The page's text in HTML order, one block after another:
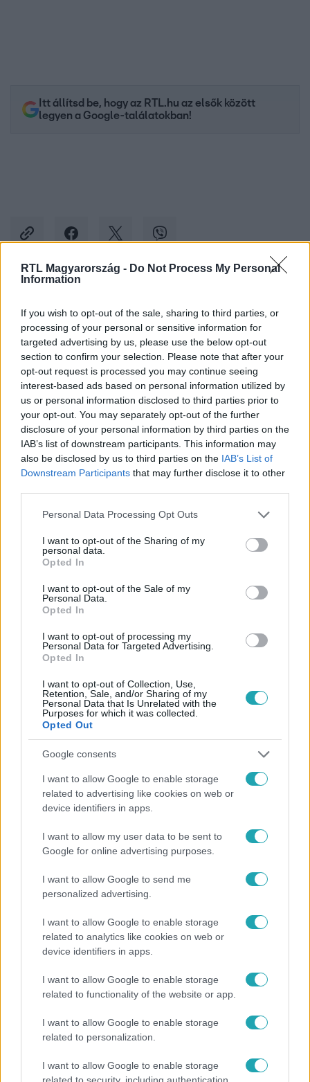
RTL Magyarország - Do Not Process My Personal
Information
If you wish to opt-out of the sale, sharing to third parties, or
processing of your personal or sensitive information for
targeted advertising by us, please use the below opt-out
section to confirm your selection. Please note that after your
opt-out request is processed you may continue seeing
interest-based ads based on personal information utilized by
us or personal information disclosed to third parties prior to
your opt-out. You may separately opt-out of the further
disclosure of your personal information by third parties on the
IAB’s list of downstream participants. This information may
also be disclosed by us to third parties on the IAB’s List of
Downstream Participants that may further disclose it to other
Please note that this website/app uses one or more Google
not limited to your visit or usage behaviour. You may click to
grant or deny consent to Google and its third-party tags to
use your data for below specified purposes in below Google
consent section.
Personal Data Processing Opt Outs
I want to opt-out of the Sharing of my
personal data.
Opted In
I want to opt-out of the Sale of my
Personal Data.
Opted In
I want to opt-out of processing my
Personal Data for Targeted Advertising.
Opted In
I want to opt-out of Collection, Use,
Retention, Sale, and/or Sharing of my
Personal Data that Is Unrelated with the
Purposes for which it was collected.
Opted Out
Google consents
I want to allow Google to enable storage
related to advertising like cookies on web or
device identifiers in apps.
I want to allow my user data to be sent to
Google for online advertising purposes.
I want to allow Google to send me
personalized advertising.
I want to allow Google to enable storage
related to analytics like cookies on web or
device identifiers in apps.
I want to allow Google to enable storage
related to functionality of the website or app.
I want to allow Google to enable storage
related to personalization.
I want to allow Google to enable storage
related to security, including authentication
Itt állítsd be, hogy az RTL.hu az elsők között
legyen a Google-találatokban!
Facebookon is!
Követem
KÜLFÖLD #EURÓPAI BIZOTTSÁG # VERA JOUROVÁ
#SZUVERENITÁSVÉDELMI TÖRVÉNY
#NEMZETI KONZULTÁCIÓ #HAZUGSÁG
Népszerű
A világ legidősebb asszonya dohányzott és bort
ivott – 122 évig élt
Gyakori tévhit dől meg a ventilátorról – így